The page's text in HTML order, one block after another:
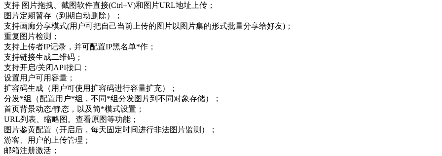
支持 图片拖拽、截图软件直接(Ctrl+V)和图片URL地址上传；
图片定期暂存（到期自动删除）；
支持画廊分享模式(用户可把自己当前上传的图片以图片集的形式批量分享给好友)；
重复图片检测；
支持上传者IP记录，并可配置IP黑名单*作；
支持链接生成二维码；
支持开启/关闭API接口；
设置用户可用容量；
扩容码生成（用户可使用扩容码进行容量扩充）；
分发*组（配置用户*组，不同*组分发图片到不同对象存储）；
首页背景动态/静态，以及简*模式设置；
URL列表、缩略图。查看原图等功能；
图片鉴黄配置（开启后，每天固定时间进行非法图片监测）；
游客、用户的上传管理；
邮箱注册激活；